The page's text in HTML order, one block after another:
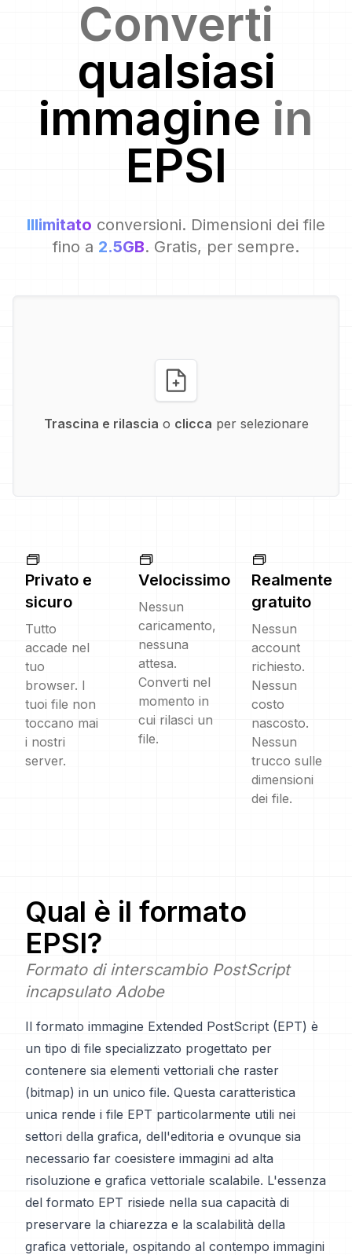
Converti
qualsiasi
immagine in
EPSI
Illimitato conversioni. Dimensioni dei file
fino a 2.5GB. Gratis, per sempre.
Trascina e rilascia o clicca per selezionare
Privato e
sicuro
Tutto
accade nel
tuo
browser. I
tuoi file non
toccano mai
i nostri
server.
Velocissimo
Nessun
caricamento,
nessuna
attesa.
Converti nel
momento in
cui rilasci un
file.
Realmente
gratuito
Nessun
account
richiesto.
Nessun
costo
nascosto.
Nessun
trucco sulle
dimensioni
dei file.
Qual è il formato
EPSI?
Formato di interscambio PostScript
incapsulato Adobe
Il formato immagine Extended PostScript (EPT) è
un tipo di file specializzato progettato per
contenere sia elementi vettoriali che raster
(bitmap) in un unico file. Questa caratteristica
unica rende i file EPT particolarmente utili nei
settori della grafica, dell'editoria e ovunque sia
necessario far coesistere immagini ad alta
risoluzione e grafica vettoriale scalabile. L'essenza
del formato EPT risiede nella sua capacità di
preservare la chiarezza e la scalabilità della
grafica vettoriale, ospitando al contempo immagini